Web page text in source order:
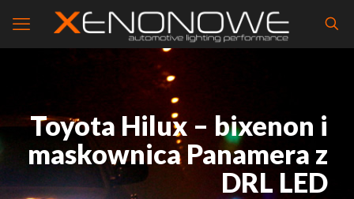
Toyota Hilux – bixenon i
maskownica Panamera z
DRL LED